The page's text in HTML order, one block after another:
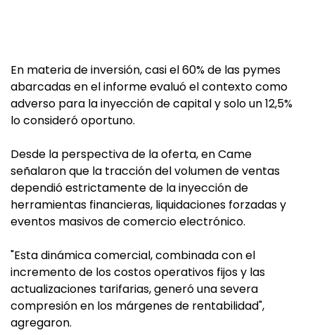
En materia de inversión, casi el 60% de las pymes
abarcadas en el informe evaluó el contexto como
adverso para la inyección de capital y solo un 12,5%
lo consideró oportuno.
Desde la perspectiva de la oferta, en Came
señalaron que la tracción del volumen de ventas
dependió estrictamente de la inyección de
herramientas financieras, liquidaciones forzadas y
eventos masivos de comercio electrónico.
"Esta dinámica comercial, combinada con el
incremento de los costos operativos fijos y las
actualizaciones tarifarias, generó una severa
compresión en los márgenes de rentabilidad",
agregaron.